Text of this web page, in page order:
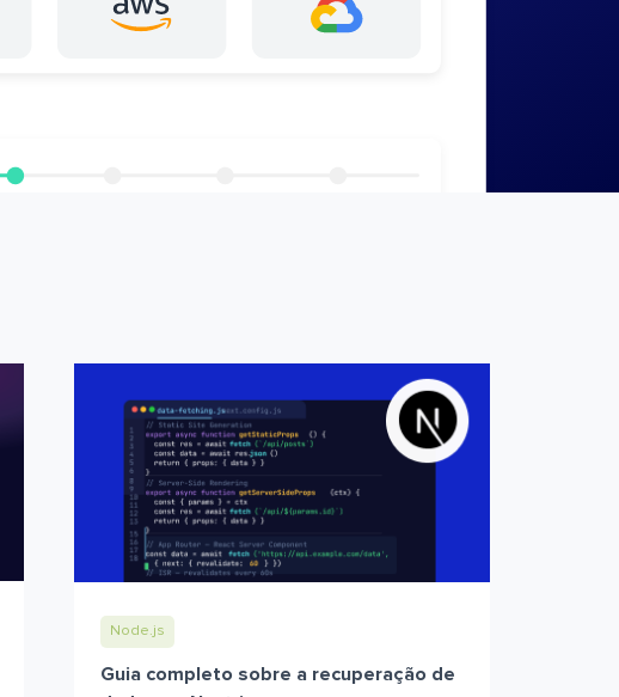
Node.js
Guia completo sobre a recuperação de